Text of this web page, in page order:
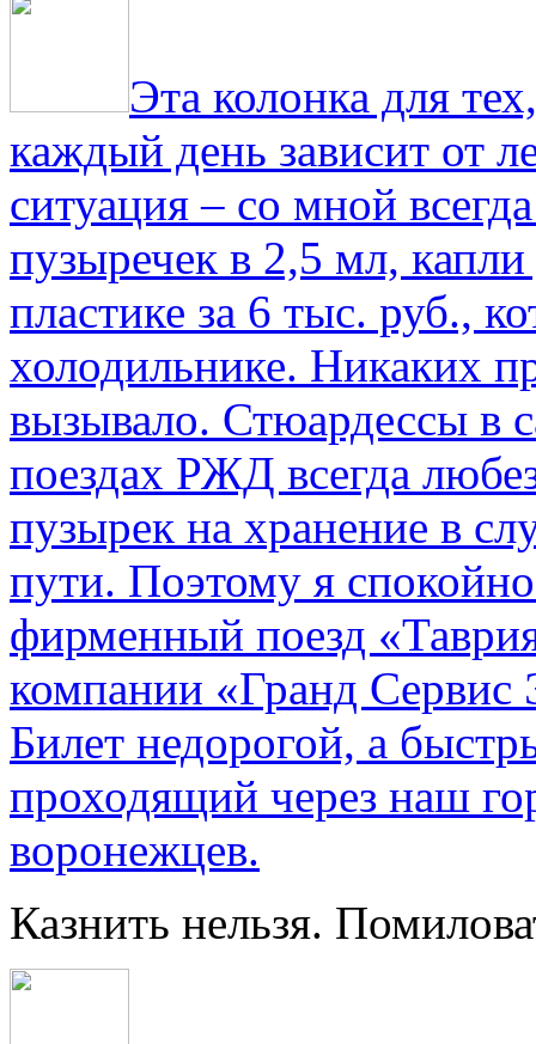
Эта колонка для
каждый день зависит от
ситуация – со мной
пузыречек в 2,5 мл,
пластике за 6 тыс. руб.,
холодильнике. Никаких
вызывало. Стюардессы в
поездах РЖД всегда
пузырек на хранение в
пути. По­этому я
фирменный поезд
компании «Гранд Сервис
Билет недорогой, а
проходящий через наш
воронежцев.
Казнить нельзя.